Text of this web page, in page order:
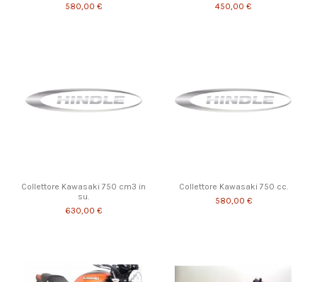
580,00 €
450,00 €
Collettore Kawasaki 750 cm3 in
su.
630,00 €
Collettore Kawasaki 750 cc.
580,00 €